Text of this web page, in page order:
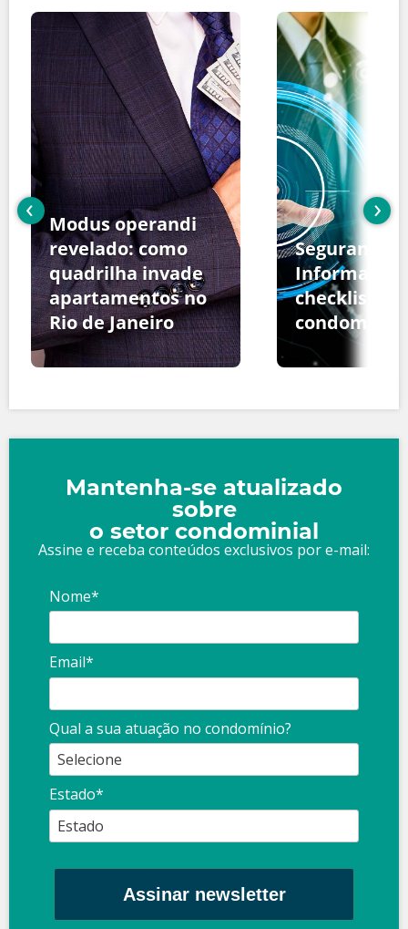
Modus operandi
revelado: como
quadrilha invade
apartamentos no
Rio de Janeiro
Segurança
Informação:
checklist
‹ ›
Mantenha-se atualizado
sobre
o setor condominial
Assine e receba conteúdos exclusivos por e-mail:
Nome*
Email*
Qual a sua atuação no condomínio?
Estado*
Assinar newsletter